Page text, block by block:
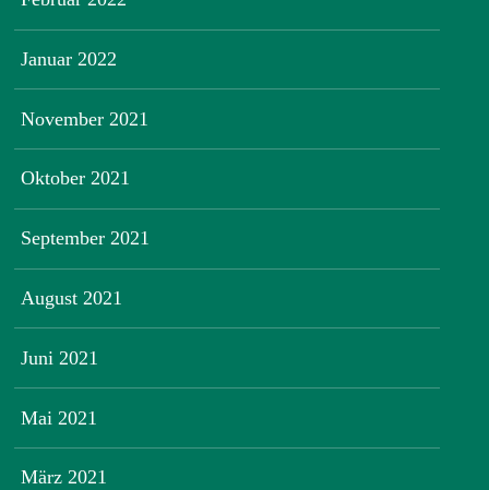
Januar 2022
November 2021
Oktober 2021
September 2021
August 2021
Juni 2021
Mai 2021
März 2021